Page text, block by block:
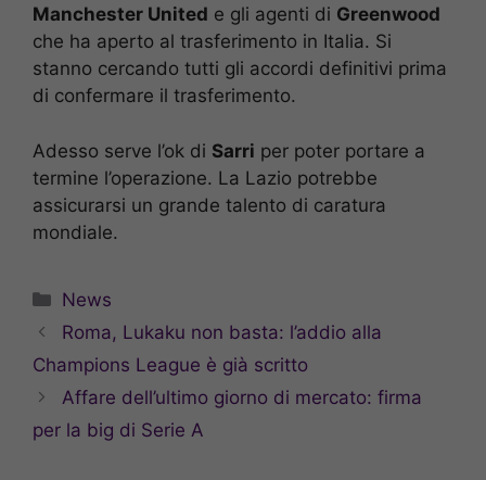
Manchester United e gli agenti di Greenwood
che ha aperto al trasferimento in Italia. Si
stanno cercando tutti gli accordi definitivi prima
di confermare il trasferimento.
Adesso serve l’ok di Sarri per poter portare a
termine l’operazione. La Lazio potrebbe
assicurarsi un grande talento di caratura
mondiale.
Categorie
News
Roma, Lukaku non basta: l’addio alla
Champions League è già scritto
Affare dell’ultimo giorno di mercato: firma
per la big di Serie A